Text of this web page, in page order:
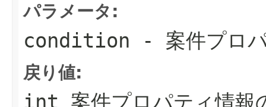
パラメータ:
condition - 案件プロ
戻り値:
int 案件プロパティ情報